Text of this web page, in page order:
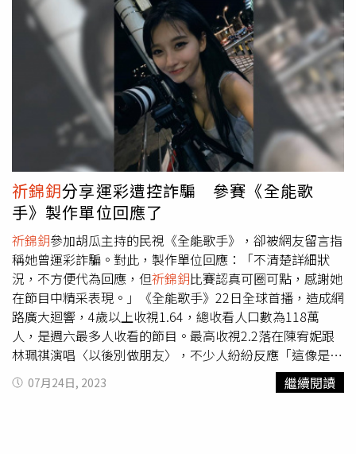
苦。」
祈錦鈅 更害羞的對外分享，提到自己懷孕其實是先被
老公發現的，「因為有一天晚上睡覺，老公抱著我，突然覺
得我的胸部變很軟」，後來去驗孕還真的「中獎了」，讓她
直呼：「我真的是沒想到，他比驗孕棒還要準。」而從懷孕
祈錦鈅坦言自己已經胖了至少10公斤，胸部更是「突
飛猛進」，直接從G罩杯升級到I罩杯，她提到目前還不知道
寶寶的性別，她自己並沒有特別偏好男寶寶或女寶寶，只希
望孩子健康平安就好。不過她也透露，若是生女孩子，父母
多少會擔心比較多，老公則希望是男寶寶，因為覺得這樣父
子倆以後可以一起打電動。
祈錦鈅分享運彩遭控詐騙 參賽《全能歌
手》製作單位回應了
祈錦鈅參加胡瓜主持的民視《全能歌手》，卻被網友留言指
稱她曾運彩詐騙。對此，製作單位回應：「不清楚詳細狀
況，不方便代為回應，但祈錦鈅比賽認真可圈可點，感謝她
在節目中精采表現。」《全能歌手》22日全球首播，造成網
路廣大迴響，4歲以上收視1.64，總收看人口數為118萬
人，是週六最多人收看的節目。最高收視2.2落在陳宥妮跟
林珮祺演唱〈以後別做朋友〉，不少人紛紛反應「這像是專
業表演、不像選秀」，也提到「怎麼這麼會唱」、「全新的
賽制很殘忍」，節目成功引起話題，吸引年輕人目光。經過
07月24日, 2023 繼續閱讀